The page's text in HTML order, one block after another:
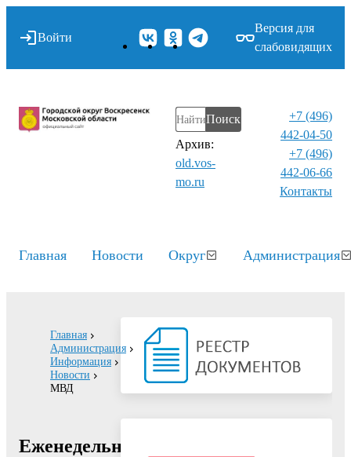
Войти
Версия для
слабовидящих
Поиск
Архив:
old.vos-
mo.ru
+7 (496)
442-04-50
+7 (496)
442-06-66
Контакты⁠
Главная Новости Округ Администрация
Главная
Администрация
Информация
Новости
МВД
Еженедельная